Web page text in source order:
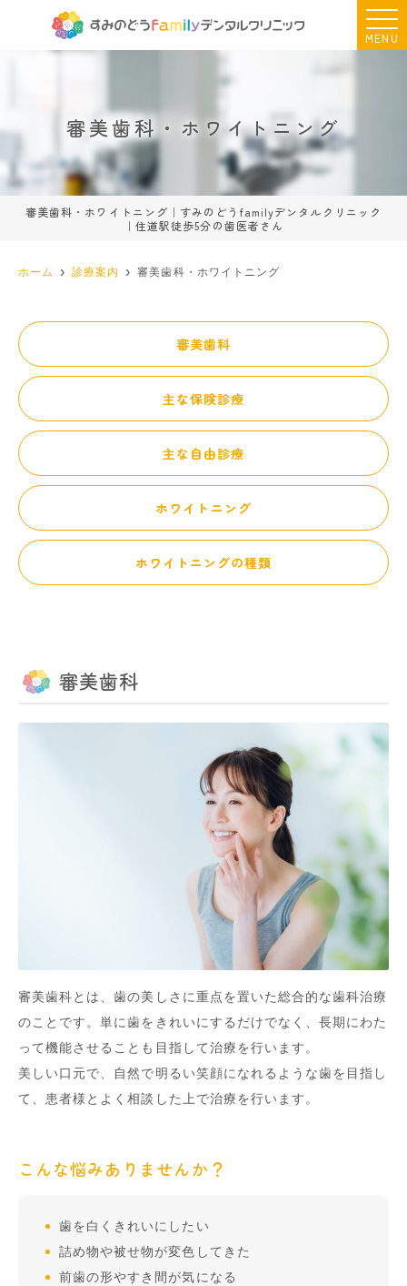
MENU
審美歯科・ホワイトニング
審美歯科・ホワイトニング｜すみのどうfamilyデンタルクリニック
｜住道駅徒歩5分の歯医者さん
ホーム 診療案内 審美歯科・ホワイトニング
審美歯科
主な保険診療
主な自由診療
ホワイトニング
ホワイトニングの種類
審美歯科
審美歯科とは、歯の美しさに重点を置いた総合的な歯科治療
のことです。単に歯をきれいにするだけでなく、長期にわた
って機能させることも目指して治療を行います。
美しい口元で、自然で明るい笑顔になれるような歯を目指し
て、患者様とよく相談した上で治療を行います。
こんな悩みありませんか？
歯を白くきれいにしたい
詰め物や被せ物が変色してきた
前歯の形やすき間が気になる